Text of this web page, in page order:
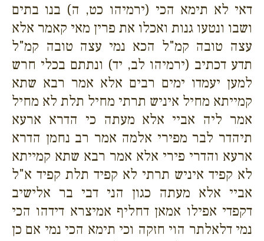
דאי לא תימא הכי (ירמיהו כט, ה) בנו בתים
ושבו ונטעו גנות ואכלו את פרין מאי קאמר אלא
עצה טובה קמ"ל הכא נמי עצה טובה קמ"ל
תדע דכתיב (ירמיהו לב, יד) ונתתם בכלי חרש
למען יעמדו ימים רבים אלא אמר רבא שתא
קמייתא מחיל איניש תרתי מחיל תלת לא מחיל
אמר ליה אביי אלא מעתה כי הדרא ארעא
תיהדר לבר מפירי אלמה אמר רב נחמן הדרא
ארעא והדרי פירי אלא אמר רבא שתא קמייתא
לא קפיד איניש תרתי לא קפיד תלת קפיד א"ל
אביי אלא מעתה כגון הני דבי בר אלישיב
דקפדי אפילו אמאן דחליף אמיצרא דידהו הכי
נמי דלאלתר הוי חזקה וכי תימא הכי נמי אם כן